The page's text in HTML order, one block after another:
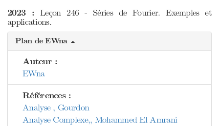
2023 : Leçon 246 - Séries de Fourier. Exemples et
applications.
Plan de EWna
Auteur :
EWna
Références :
Analyse , Gourdon
Analyse Complexe,, Mohammed El Amrani